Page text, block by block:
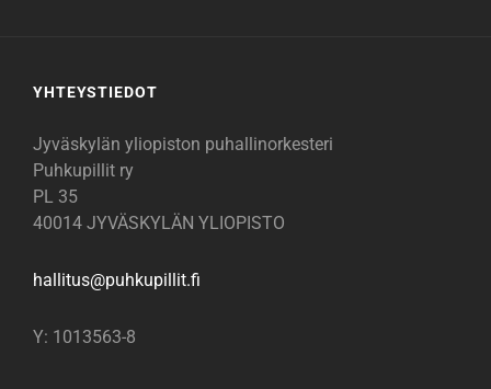
YHTEYSTIEDOT
Jyväskylän yliopiston puhallinorkesteri
Puhkupillit ry
PL 35
40014 JYVÄSKYLÄN YLIOPISTO
hallitus@puhkupillit.fi
Y: 1013563-8